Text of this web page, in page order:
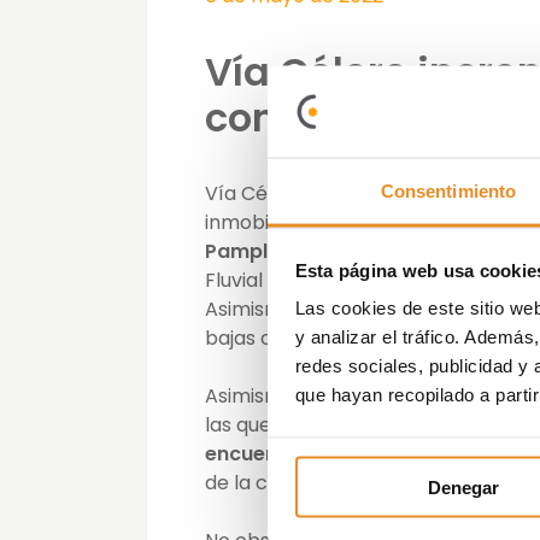
Consentimiento
Esta página web usa
Las cookies de este sitio
y analizar el tráfico.
redes sociales, publicidad y
que hayan recopilado a
Denegar
Vía Célere
con el
Vía Célere, promotora
inmobiliarios, ha iniciado la
Pamplona
Fluvial del Río Arga, un entorno
Asimismo, está compuesta por
bajas con jardín y 8 plantas, todas
Asimismo, el complejo dispone de
las que destacan la sala social
encuentros con familiares y
de la casa y una
amplia zona